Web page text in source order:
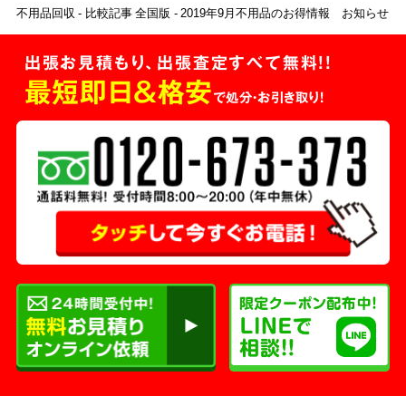
不用品回収 比較記事 全国版 2019年9月不用品のお得情報 お知らせ
出張お見積もり、出張査定すべて無料!!
最短即日＆格安で処分・お引き取り！